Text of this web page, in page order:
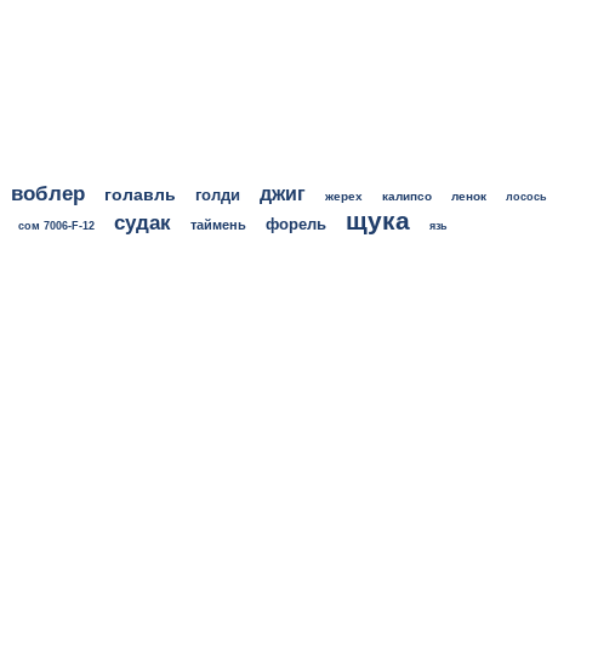
воблер голавль голди джиг жерех калипсо ленок лосось
сом 7006-F-12 судак таймень форель щука язь